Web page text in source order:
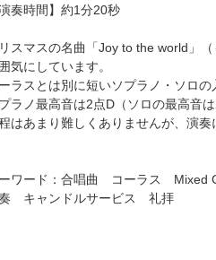
演奏時間】約1分20秒
スマスの名曲「Joy to the world」
気にしています。
ラスとは別に短いソプラノ・ソロの
ラノ最高音は2点D（ソロの最高音
はあまり難しくありませんが、演
ワード：合唱曲 コーラス
キャンドルサービス 礼拝